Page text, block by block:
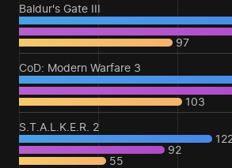
Baldur's Gate III
97
CoD: Modern Warfare 3
103
S.T.A.L.K.E.R. 2
92
55